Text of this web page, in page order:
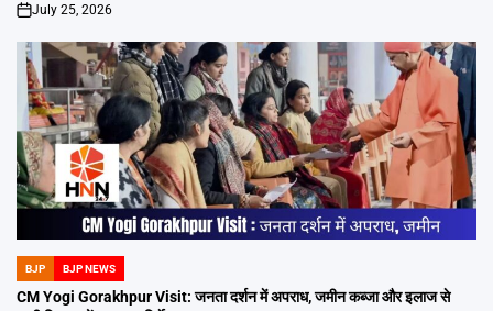
on
July 25, 2026
POSTED
IN
BJP BJP NEWS
CM Yogi Gorakhpur Visit: जनता दर्शन में अपराध, जमीन कब्जा और इलाज से